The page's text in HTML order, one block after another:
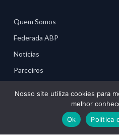
Quem Somos
Federada ABP
Notícias
Parceiros
Nosso site utiliza cookies para
melhor
Ok
Política